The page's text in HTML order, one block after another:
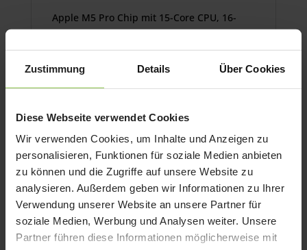
Zustimmung Details Über Cookies
Diese Webseite verwendet Cookies
Wir verwenden Cookies, um Inhalte und Anzeigen zu
personalisieren, Funktionen für soziale Medien anbieten
zu können und die Zugriffe auf unsere Website zu
analysieren. Außerdem geben wir Informationen zu Ihrer
Verwendung unserer Website an unsere Partner für
soziale Medien, Werbung und Analysen weiter. Unsere
Partner führen diese Informationen möglicherweise mit
Apple M5 Pro Chip mit 15-Core CPU, 16-
Core GPU, 16-Core Neural Engine.
Optional Apple M5 Pro Chip mit 18‑Core
CPU, 20‑Core GPU, Apple M5 Max Chip mit
verfügbar.
24 GB gemeinsamer Arbeitsspeicher.
Optional 36 GB (M5 Max 32-Core GPU), 48
GB (M5 Pro 18-Core CPU oder M5 Max 40-
Core GPU), 64 GB (M5 Pro 18-Core CPU oder
M5 Max 40-Core GPU) 128 GB (M5 Max 40-
Core GPU) verfügbar.
2 TB SSD Speicher.